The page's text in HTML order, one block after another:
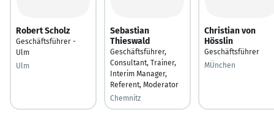
Robert Scholz
Geschäftsführer -
Ulm
Ulm
Sebastian
Thieswald
Geschäftsführer,
Consultant, Trainer,
Interim Manager,
Referent, Moderator
Chemnitz
Christian von
Hösslin
Geschäftsführer
MÜnchen